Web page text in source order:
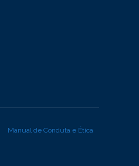
Manual de Conduta e Ética